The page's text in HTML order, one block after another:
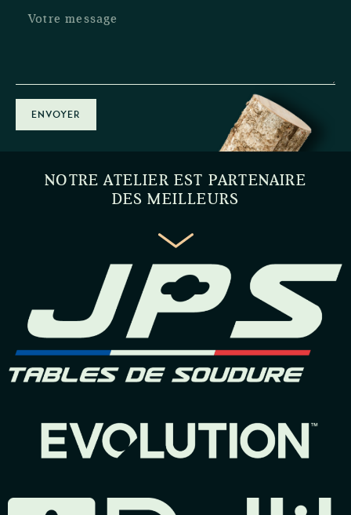
ENVOYER
NOTRE ATELIER EST PARTENAIRE
DES MEILLEURS